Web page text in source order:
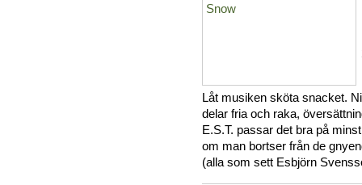
Låt musiken sköta snacket.
delar fria och raka,
E.S.T. passar det bra på
om man bortser från de
(alla som sett Esbjörn